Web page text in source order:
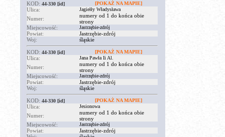
KOD: 44-330 [id] [POKAŻ NA MAPIE]
Ulica: Jagiełły Władysława
Numer:
numery od 1 do końca obie
strony
Miejscowość:
Jastrzębie-zdrój
Powiat:
Jastrzębie-zdrój
Woj:
śląskie
KOD: 44-330 [id] [POKAŻ NA MAPIE]
Ulica: Jana Pawła Ii Al.
Numer:
numery od 1 do końca obie
strony
Miejscowość:
Jastrzębie-zdrój
Powiat:
Jastrzębie-zdrój
Woj:
śląskie
KOD: 44-330 [id] [POKAŻ NA MAPIE]
Ulica: Jesionowa
Numer:
numery od 1 do końca obie
strony
Miejscowość:
Jastrzębie-zdrój
Powiat:
Jastrzębie-zdrój